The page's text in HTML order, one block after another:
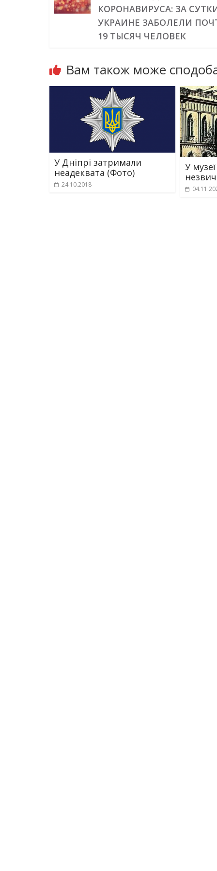
КОРОНАВИРУСА: ЗА
УКРАИНЕ ЗАБОЛЕЛИ
19 ТЫСЯЧ ЧЕЛОВЕК
Вам також може
У Дніпрі затримали
неадеквата (Фото)
24.10.2018
У